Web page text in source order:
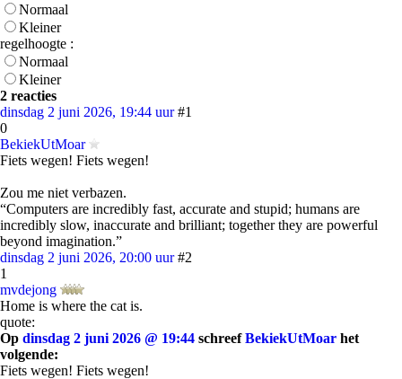
Normaal
Kleiner
regelhoogte :
Normaal
Kleiner
2 reacties
dinsdag 2 juni 2026, 19:44 uur #1
0
BekiekUtMoar
Fiets wegen! Fiets wegen!
Zou me niet verbazen.
“Computers are incredibly fast, accurate and stupid; humans are
incredibly slow, inaccurate and brilliant; together they are powerful
beyond imagination.”
dinsdag 2 juni 2026, 20:00 uur #2
1
mvdejong
Home is where the cat is.
quote:
Op dinsdag 2 juni 2026 @ 19:44 schreefBekiekUtMoar het
volgende:
Fiets wegen! Fiets wegen!